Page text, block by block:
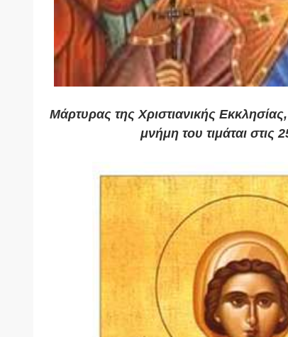
Μάρτυρας της Χριστιανικής
μνήμη του τιμάται στις